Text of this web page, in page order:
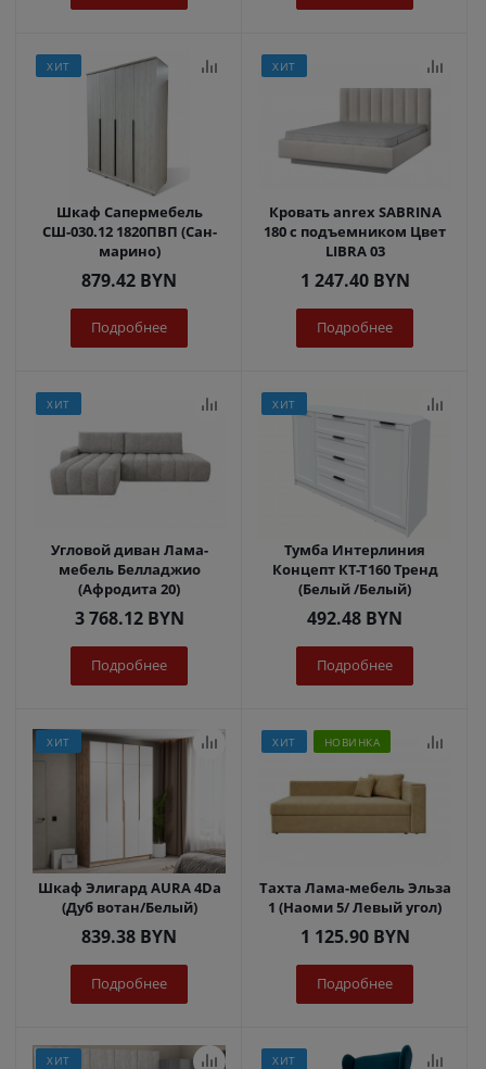
ХИТ
Шкаф Сапермебель
СШ-030.12 1820ПВП (Сан-
марино)
879.42 BYN
Подробнее
ХИТ
Кровать anrex SABRINA
180 с подъемником Цвет
LIBRA 03
1 247.40BYN
Подробнее
ХИТ
Угловой диван Лама-
мебель Белладжио
(Афродита 20)
3 768.12BYN
Подробнее
ХИТ
Тумба Интерлиния
Концепт КТ-Т160 Тренд
(Белый /Белый)
492.48 BYN
Подробнее
ХИТ
Шкаф Элигард AURA 4Dа
(Дуб вотан/Белый)
839.38 BYN
Подробнее
ХИТ НОВИНКА
Тахта Лама-мебель Эльза
1 (Наоми 5/ Левый угол)
1 125.90BYN
Подробнее
ХИТ ХИТ